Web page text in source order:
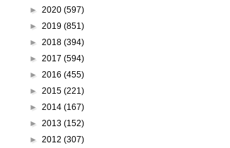
► 2020 (597)
► 2019 (851)
► 2018 (394)
► 2017 (594)
► 2016 (455)
► 2015 (221)
► 2014 (167)
► 2013 (152)
► 2012 (307)